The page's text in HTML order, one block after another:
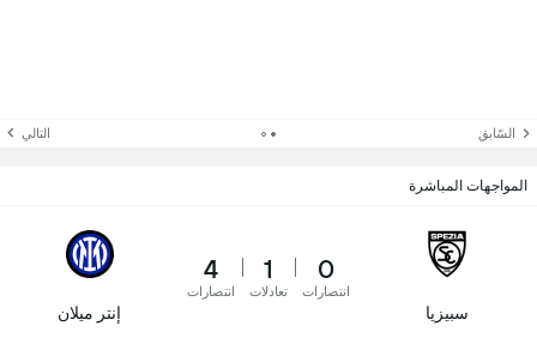
السّابق التالي
المواجهات المباشرة
سبيزيا
0
انتصارات
1
تعادلات
4
انتصارات
إنتر ميلان